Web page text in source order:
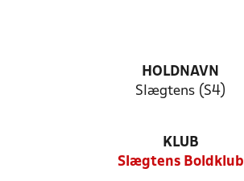
HOLDNAVN
Slægtens (S4)
KLUB
Slægtens Boldklub